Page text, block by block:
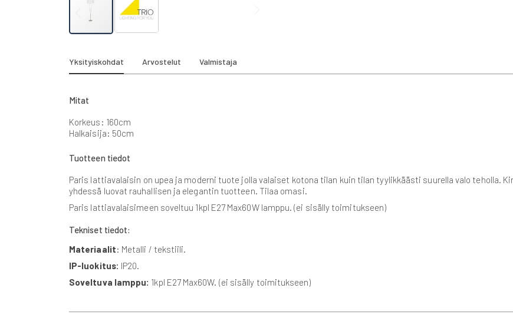
the
beginning
images
Yksityiskohdat
Mitat
Korkeus: 160cm
Halkaisija: 50cm
Tuotteen tiedot
Paris lattiavalaisin on upea ja moderni tuote jolla valaiset kotona tilan kuin tilan tyylikkäästi suurella valo teholla.
yhdessä luovat rauhallisen ja elegantin tuotteen. Tilaa omasi.
Paris lattiavalaisimeen soveltuu 1kpl E27 Max60W lamppu. (ei sisälly toimitukseen)
Tekniset tiedot:
Materiaalit: Metalli / tekstiili.
IP-luokitus: IP20.
Soveltuva lamppu: 1kpl E27 Max60W. (ei sisälly toimitukseen)
Arvostelut Valmistaja